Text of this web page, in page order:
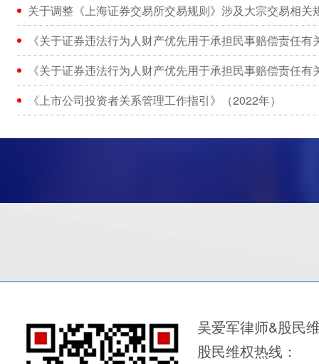
关于调整《上海证券交易所交易规则》涉及大宗交易相关
《关于证券违法行为人财产优先用于承担民事赔偿责任有
《关于证券违法行为人财产优先用于承担民事赔偿责任有
《上市公司投资者关系管理工作指引》（2022年）
吴爱军律师&股民
股民维权热线：